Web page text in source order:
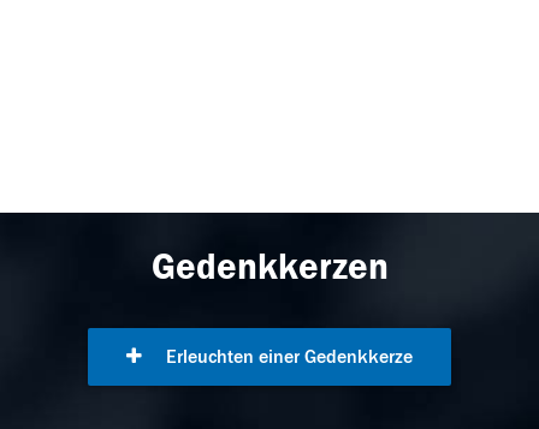
Gedenkkerzen
Erleuchten einer Gedenkkerze